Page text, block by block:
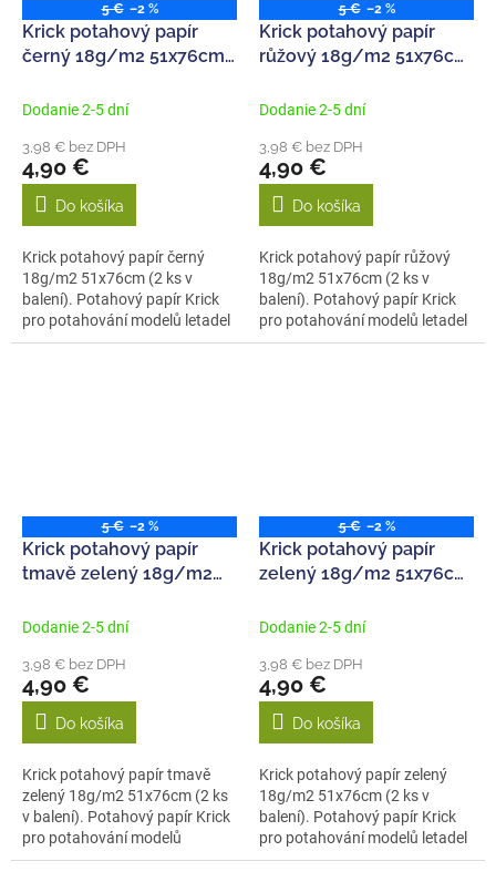
5 € –2 %
Krick potahový papír
černý 18g/m2 51x76cm
Dodanie 2-5 dní
3,98 € bez DPH
4,90 €
Do košíka
Krick potahový papír černý
18g/m2 51x76cm (2 ks v
balení). Potahový papír Krick
pro potahování modelů letadel
jsou k...
5 € –2 %
Krick potahový papír
růžový 18g/m2 51x76cm
Dodanie 2-5 dní
3,98 € bez DPH
4,90 €
Do košíka
Krick potahový papír růžový
18g/m2 51x76cm (2 ks v
balení). Potahový papír Krick
pro potahování modelů letadel
jsou k...
5 € –2 %
Krick potahový papír
tmavě zelený 18g/m2
Dodanie 2-5 dní
3,98 € bez DPH
4,90 €
Do košíka
Krick potahový papír tmavě
zelený 18g/m2 51x76cm (2 ks
v balení). Potahový papír Krick
pro potahování modelů
letadel...
5 € –2 %
Krick potahový papír
zelený 18g/m2 51x76cm
Dodanie 2-5 dní
3,98 € bez DPH
4,90 €
Do košíka
Krick potahový papír zelený
18g/m2 51x76cm (2 ks v
balení). Potahový papír Krick
pro potahování modelů letadel
jsou k...